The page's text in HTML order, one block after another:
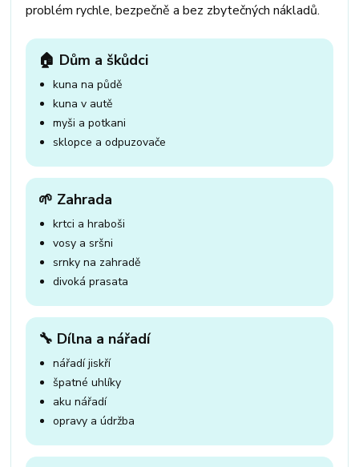
problém rychle, bezpečně a bez zbytečných nákladů.
🏠 Dům a škůdci
kuna na půdě
kuna v autě
myši a potkani
sklopce a odpuzovače
🌱 Zahrada
krtci a hraboši
vosy a sršni
srnky na zahradě
divoká prasata
🔧 Dílna a nářadí
nářadí jiskří
špatné uhlíky
aku nářadí
opravy a údržba